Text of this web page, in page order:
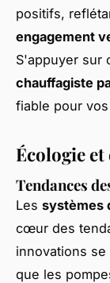
positifs,
engagement
S'appuyer sur
chauffagiste
fiable pour
Écologie
Tendances
Les systèmes
cœur des
innovations
que les